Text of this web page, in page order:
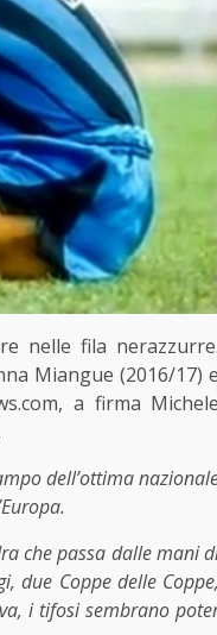
nelle fila nerazzurre.
Miangue (2016/17) e
a firma Michele
dell’ottima
che passa dalle mani
due Coppe delle Coppe,
i tifosi sembrano